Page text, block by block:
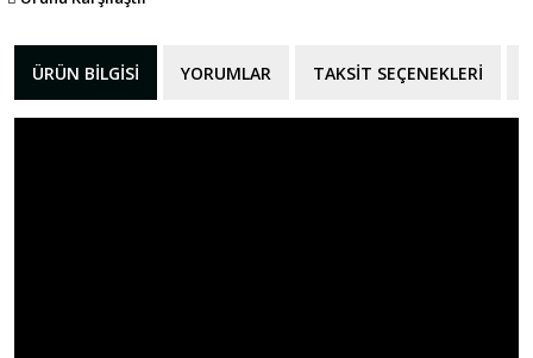
ÜRÜN BILGISI YORUMLAR TAKSIT SEÇENEKLERI